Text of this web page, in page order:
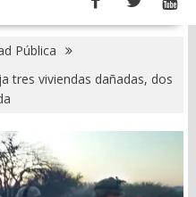
Pública
tres viviendas dañadas, dos